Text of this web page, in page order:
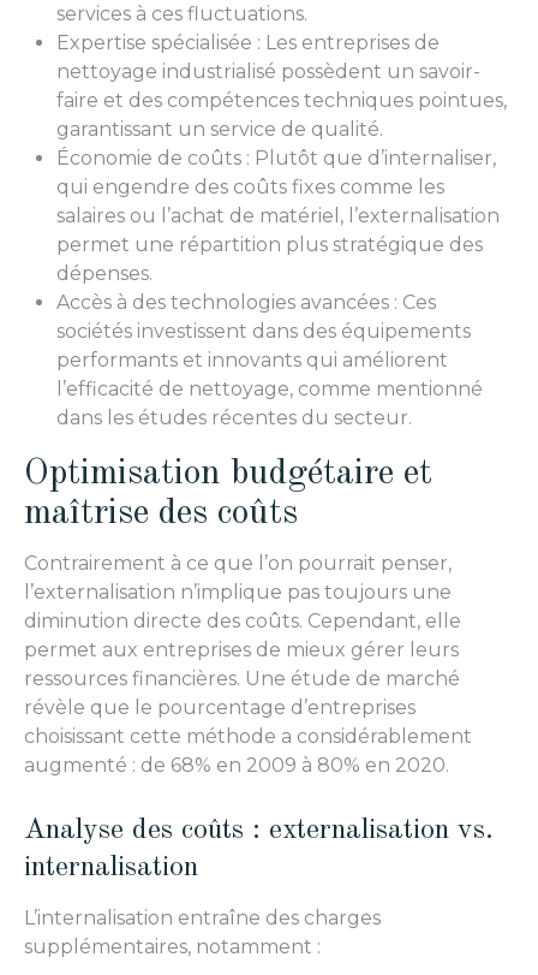
services à ces fluctuations.
Expertise spécialisée : Les entreprises de
nettoyage industrialisé possèdent un savoir-
faire et des compétences techniques pointues,
garantissant un service de qualité.
Économie de coûts : Plutôt que d’internaliser,
qui engendre des coûts fixes comme les
salaires ou l’achat de matériel, l’externalisation
permet une répartition plus stratégique des
dépenses.
Accès à des technologies avancées : Ces
sociétés investissent dans des équipements
performants et innovants qui améliorent
l’efficacité de nettoyage, comme mentionné
dans les études récentes du secteur.
Optimisation budgétaire et
maîtrise des coûts
Contrairement à ce que l’on pourrait penser,
l’externalisation n’implique pas toujours une
diminution directe des coûts. Cependant, elle
permet aux entreprises de mieux gérer leurs
ressources financières. Une étude de marché
révèle que le pourcentage d’entreprises
choisissant cette méthode a considérablement
augmenté : de 68% en 2009 à 80% en 2020.
Analyse des coûts : externalisation vs.
internalisation
L’internalisation entraîne des charges
supplémentaires, notamment :